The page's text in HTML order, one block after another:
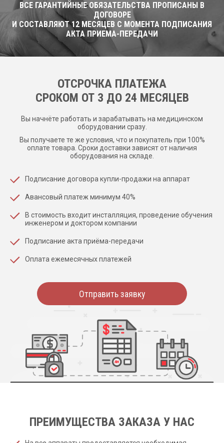
ВСЕ ГАРАНТИЙНЫЕ ОБЯЗАТЕЛЬСТВА ПРОПИСАНЫ В
ДОГОВОРЕ
И СОСТАВЛЯЮТ 12 МЕСЯЦЕВ С МОМЕНТА ПОДПИСАНИЯ
АКТА ПРИЕМА-ПЕРЕДАЧИ
ОТСРОЧКА ПЛАТЕЖА
CРОКОМ ОТ 3 ДО 24 МЕСЯЦЕВ
Вы начнёте работать и зарабатывать на медицинском
оборудовании сразу.
Вы получаете те же условия, что и покупатель при 100%
оплате товара. Сроки доставки зависят от наличия
оборудования на складе.
Подписание договора купли-продажи на аппарат
Авансовый платеж минимум 40%
В стоимость входит инсталляция, проведение обучения
инженером и доктором компании
Подписание акта приёма-передачи
Оплата ежемесячных платежей
Отправить заявку
ПРЕИМУЩЕСТВА ЗАКАЗА У НАС